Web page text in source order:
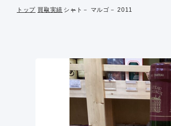
トップ 買取実績 シャト－ マルゴ－ 2011